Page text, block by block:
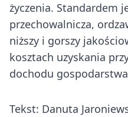
życzenia. Standardem
przechowalnicza,
niższy i gorszy
kosztach uzyskania
dochodu
Tekst: Danuta